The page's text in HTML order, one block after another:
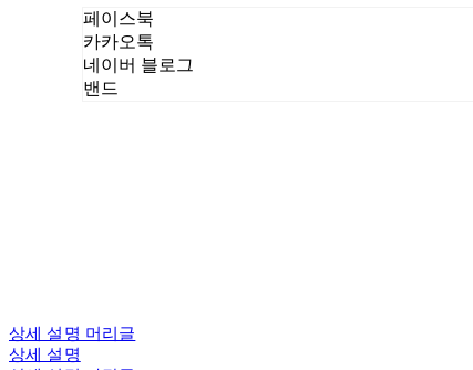
페이스북
카카오톡
네이버 블로그
밴드
상세 설명 머리글
상세 설명